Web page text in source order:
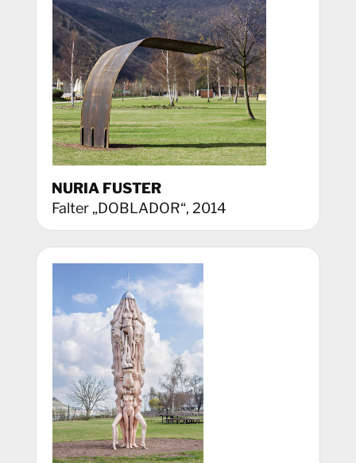
NURIA FUSTER
Falter „DOBLADOR“, 2014